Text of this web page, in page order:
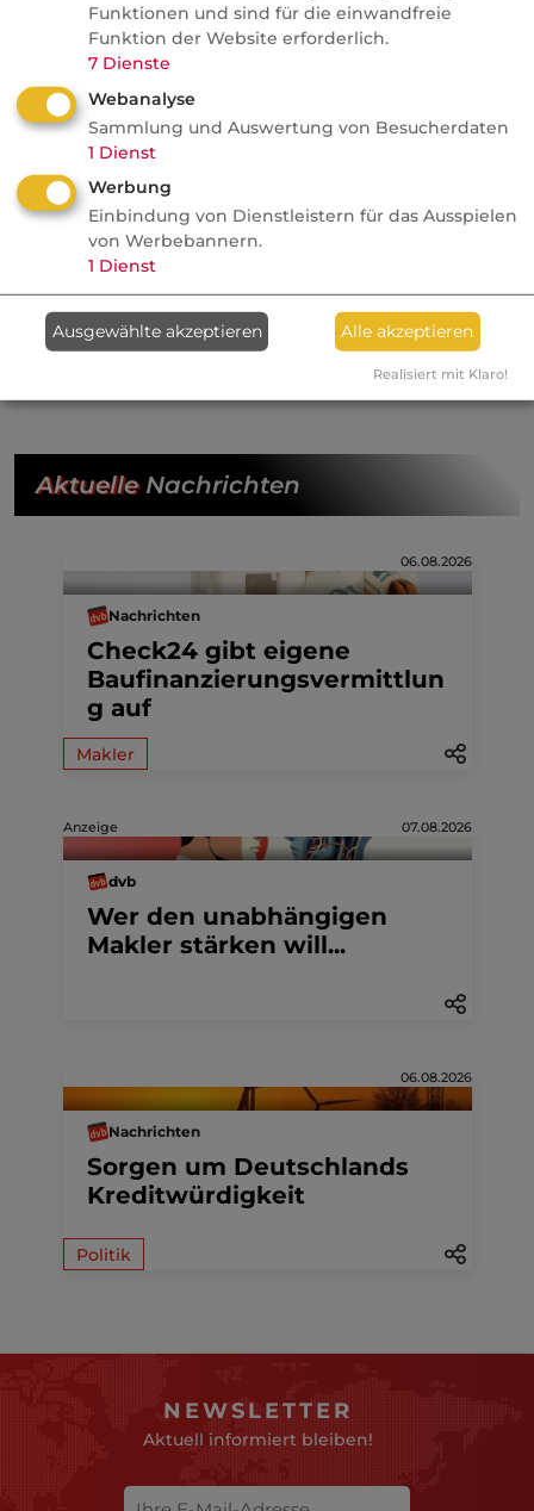
Abweichend kann die Gleitende
Neuwertversicherung auf Basis der
Versicherungssumme 1914
(Sonderbedingungen für die Gleitende
Neuwertversicherung - SGIN 93) oder auf
Basis der Wertzuschlagsklausel (Klausel 1708)
vereinbart werden, um inflationsbedingte
Entwertungen und dadurch entstehende
Unterversicherung
Kategorie:
Nicht industrielle Betriebsversicherung
AktuelleNachrichten
06.08.2026
Nachrichten
Check24 gibt eigene
Baufinanzierungsvermittlun
g auf
Makler
Anzeige 07.08.2026
dvb
Wer den unabhängigen
Makler stärken will...
06.08.2026
Nachrichten
Sorgen um Deutschlands
Kreditwürdigkeit
Politik
NEWSLETTER
Aktuell informiert bleiben!
Funktionen und sind für die einwandfreie
Funktion der Website erforderlich.
7 Dienste
Webanalyse
Sammlung und Auswertung von Besucherdaten
1 Dienst
Werbung
Einbindung von Dienstleistern für das Ausspielen
von Werbebannern.
1 Dienst
Ausgewählte akzeptieren Alle akzeptieren
Realisiert mit Klaro!